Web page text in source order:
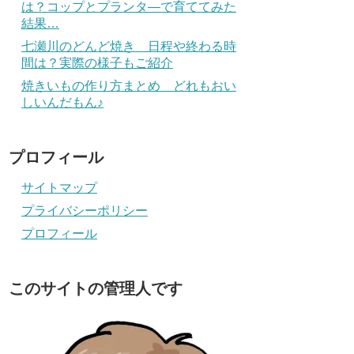
は？コップとプランタ―で育ててみた
結果…
七瀬川のどんど焼き 日程や終わる時
間は？実際の様子もご紹介
焼きいもの作り方まとめ どれもおい
しいんだもん♪
プロフィール
サイトマップ
プライバシーポリシー
プロフィール
このサイトの管理人です